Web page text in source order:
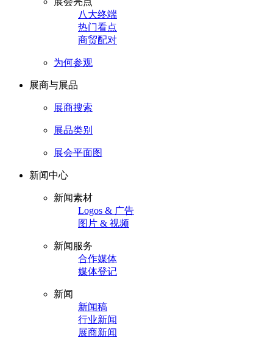
八大终端
热门看点
商贸配对
为何参观
展商与展品
展商搜索
展品类别
展会平面图
新闻中心
新闻素材
Logos & 广告
图片 & 视频
新闻服务
合作媒体
媒体登记
新闻
新闻稿
行业新闻
展商新闻